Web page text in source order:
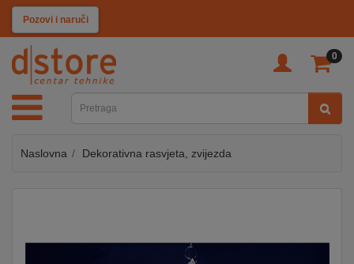
Pozovi i naruči
0
KATEGORIJE
TV
SAT
MOBILNI
Naslovna Dekorativna rasvjeta, zvijezda